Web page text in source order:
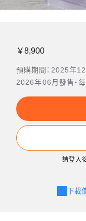
￥8,900
預購期間：2025年
2026年06月發售・
請登入
下載